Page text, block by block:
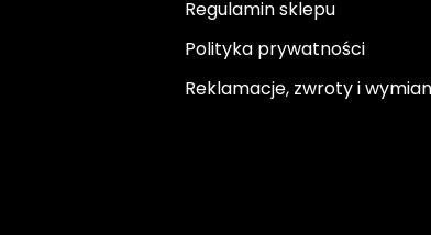
Regulamin sklepu
Polityka prywatności
Reklamacje, zwroty i